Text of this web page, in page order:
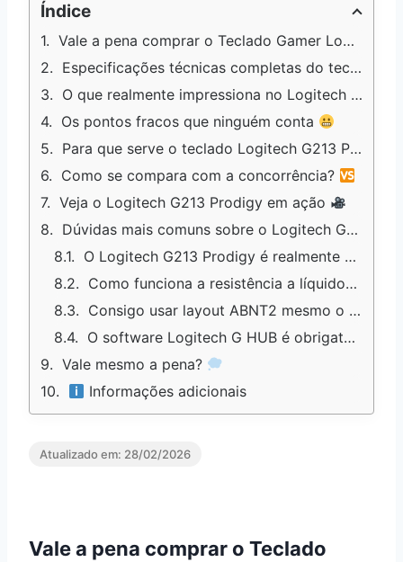
Índice
Vale a pena comprar o Teclado Gamer Logitech G213 Prodigy?
Especificações técnicas completas do teclado gamer
O que realmente impressiona no Logitech G213 Prodigy
Os pontos fracos que ninguém conta
Para que serve o teclado Logitech G213 Prodigy?
Como se compara com a concorrência?
Veja o Logitech G213 Prodigy em ação
Dúvidas mais comuns sobre o Logitech G213 Prodigy
O Logitech G213 Prodigy é realmente mecânico ou é membrana?
Como funciona a resistência a líquidos? Posso derramar água sem problemas?
Consigo usar layout ABNT2 mesmo o teclado sendo em inglês?
O software Logitech G HUB é obrigatório ou o teclado funciona sem?
Vale mesmo a pena?
Informações adicionais
Atualizado em: 28/02/2026
Vale a pena comprar o Teclado